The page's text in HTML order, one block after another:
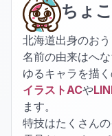
ちょ
北海道出身のおう
名前の由来はへな
ゆるキャラを描
イラストACや
ます。
特技はたくさん